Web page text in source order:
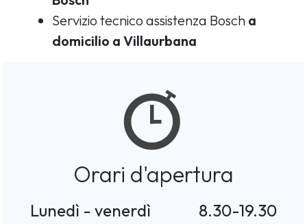
Servizio tecnico assistenza Bosch a
domicilio a Villaurbana
Orari d'apertura
Lunedì - venerdì
8.30-19.30